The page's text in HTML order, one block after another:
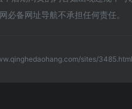
必备网址导航不承担任何责任。
sites/